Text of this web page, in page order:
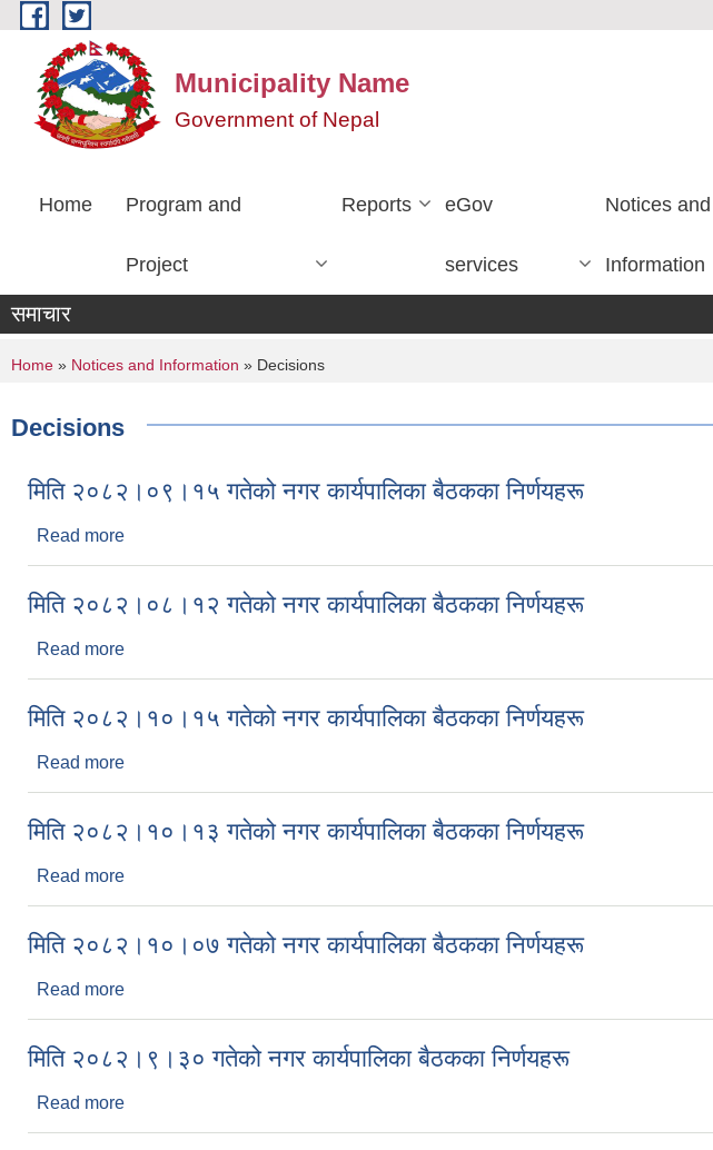
Skip to main content
Municipality Name
Government of Nepal
Home Program and
Project
Reports eGov
services
Notices and
Information
समाचार
You are here
Home » Notices and Information » Decisions
Decisions
मिति २०८२।०९।१५ गतेको नगर कार्यपालिका बैठकका निर्णयहरू
Read more
मिति २०८२।०८।१२ गतेको नगर कार्यपालिका बैठकका निर्णयहरू
Read more
मिति २०८२।१०।१५ गतेको नगर कार्यपालिका बैठकका निर्णयहरू
Read more
मिति २०८२।१०।१३ गतेको नगर कार्यपालिका बैठकका निर्णयहरू
Read more
मिति २०८२।१०।०७ गतेको नगर कार्यपालिका बैठकका निर्णयहरू
Read more
मिति २०८२।९।३० गतेको नगर कार्यपालिका बैठकका निर्णयहरू
Read more